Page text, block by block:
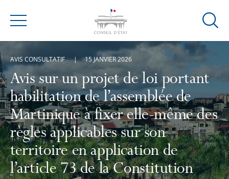
Menu
Ouvrir
Avis sur un projet de loi portant
habilitation de l’assemblée de
Martinique à fixer elle-même des
règles applicables sur son
territoire en application de
l’article 73 de la Constitution
AVIS CONSULTATIF 15 JANVIER 2026